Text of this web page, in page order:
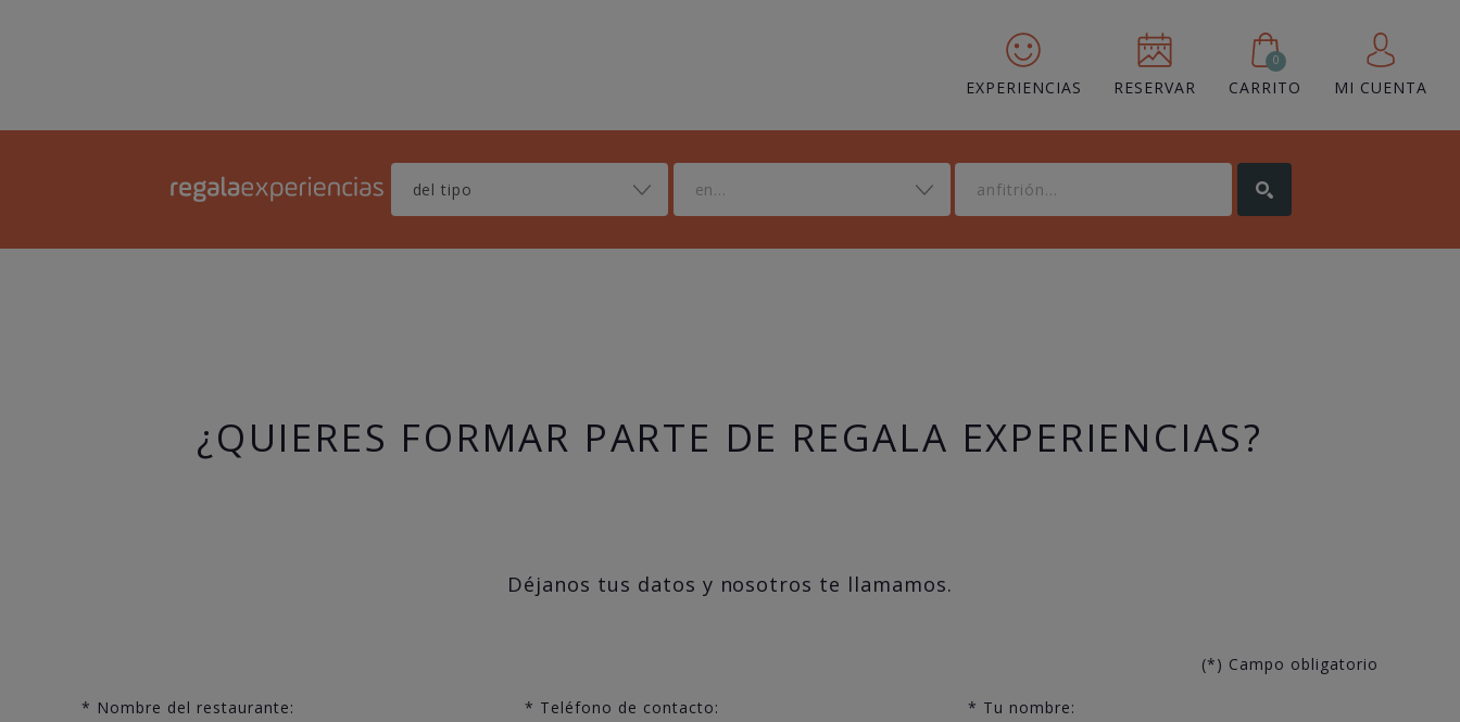
EXPERIENCIAS RESERVAR
0
CARRITO MI CUENTA
en...
¿QUIERES FORMAR PARTE DE REGALA EXPERIENCIAS?
Déjanos tus datos y nosotros te llamamos.
(*) Campo obligatorio
* Nombre del restaurante: * Teléfono de contacto: * Tu nombre: